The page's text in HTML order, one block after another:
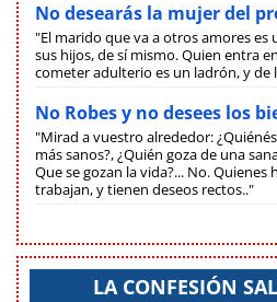
No desearás la mujer del
"El marido que va a otros amores es
sus hijos, de sí mismo. Quien entra
cometer adulterio es un ladrón, y de
No Robes y no desees los
"Mirad a vuestro alrededor:
más sanos?, ¿Quién goza de una
Que se gozan la vida?... No.
trabajan, y tienen deseos rectos.."
LA CONFESIÓN